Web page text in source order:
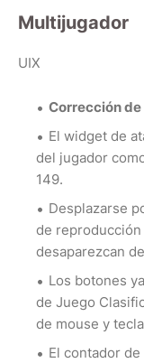
Multijugador
UIX
Corrección
El widget de
del jugador
149.
Desplazarse
de reproducción
desaparezcan
Los botones
de Juego
de mouse y
El contador